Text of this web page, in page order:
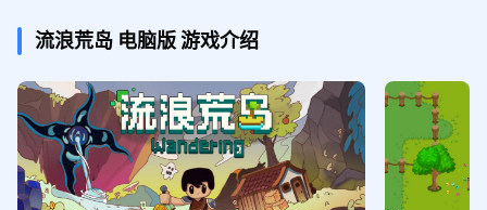
流浪荒岛 电脑版游戏介绍